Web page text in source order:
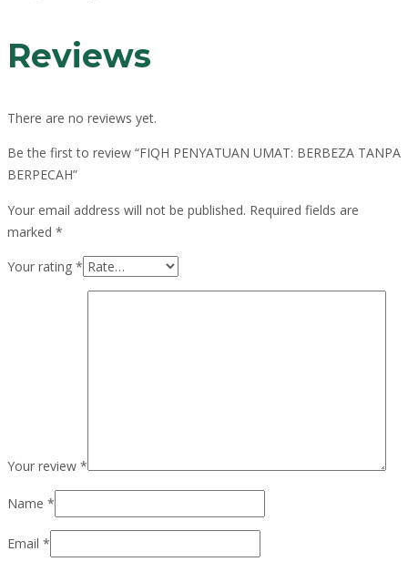
Reviews
There are no reviews yet.
Be the first to review “FIQH PENYATUAN UMAT: BERBEZA TANPA
BERPECAH”
Your email address will not be published. Required fields are
marked *
Your rating *
Your review *
Name *
Email *